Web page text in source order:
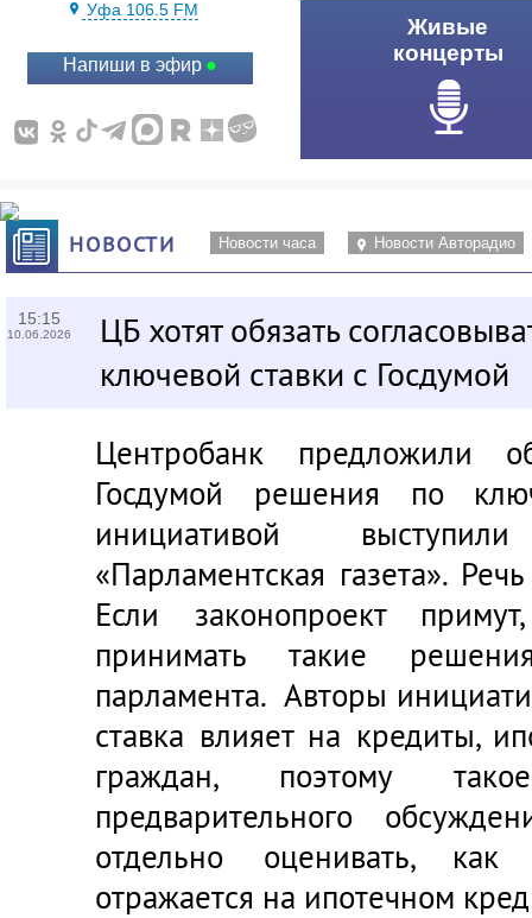
Уфа 106.5 FM
Напиши в эфир
Живые
концерты
НОВОСТИ Новости часа Новости Авторадио
15:15
10.06.2026
ЦБ хотят обязать
ключевой ставки с Госдумой
Центробанк предложили
Госдумой решения по
инициативой
«Парламентская газета».
Если законопроект
принимать такие
парламента. Авторы
ставка влияет на кредиты,
граждан, поэтому
предварительного
отдельно оценивать, как
отражается на ипотечном